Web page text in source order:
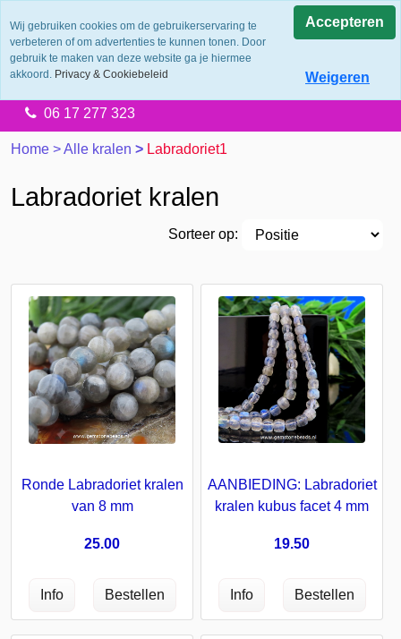
Levering 2 werkdagen
Gratis verzending vanaf €65.00
06 17 277 323
Home >Alle kralen > Labradoriet1
Labradoriet kralen
Sorteer op:
Ronde Labradoriet kralen
van 8 mm
25.00
AANBIEDING: Labradoriet
kralen kubus facet 4 mm
19.50
Wij gebruiken cookies om de gebruikerservaring te
verbeteren of om advertenties te kunnen tonen. Door
gebruik te maken van deze website ga je hiermee
akkoord. Privacy & Cookiebeleid
Accepteren
Weigeren